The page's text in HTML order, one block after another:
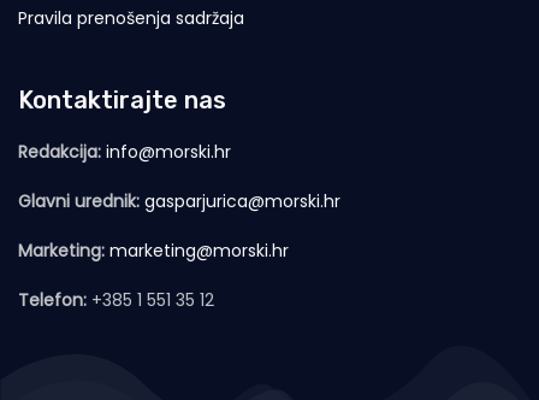
Pravila prenošenja sadržaja
Kontaktirajte nas
Redakcija: info@morski.hr
Glavni urednik: gasparjurica@morski.hr
Marketing: marketing@morski.hr
Telefon: +385 1 551 35 12